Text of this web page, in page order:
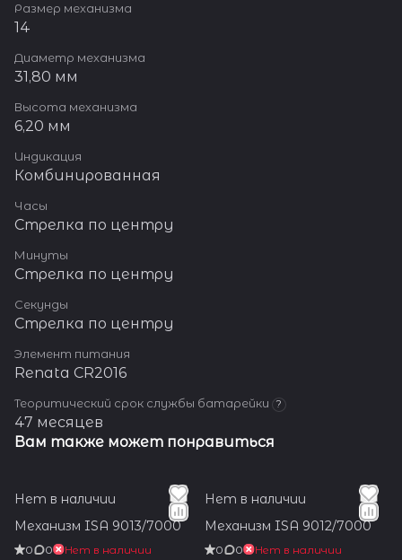
Размер механизма
14
Диаметр механизма
31,80 мм
Высота механизма
6,20 мм
Индикация
Комбинированная
Часы
Стрелка по центру
Минуты
Стрелка по центру
Секунды
Стрелка по центру
Элемент питания
Renata CR2016
Теоритический срок службы батарейки ?
47 месяцев
Вам также может понравиться
Нет в наличии
Механизм ISA 9013/7000
0 0 Нет в наличии
Нет в наличии
Механизм ISA 9012/7000
0 0 Нет в наличии